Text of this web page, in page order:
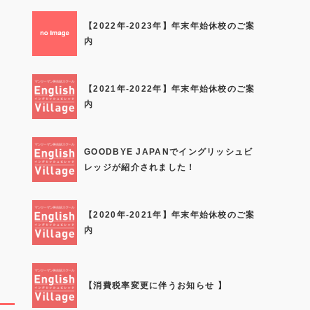
【2022年-2023年】年末年始休校のご案
内
【2021年-2022年】年末年始休校のご案
内
GOODBYE JAPANでイングリッシュビ
レッジが紹介されました！
【2020年-2021年】年末年始休校のご案
内
【消費税率変更に伴うお知らせ 】